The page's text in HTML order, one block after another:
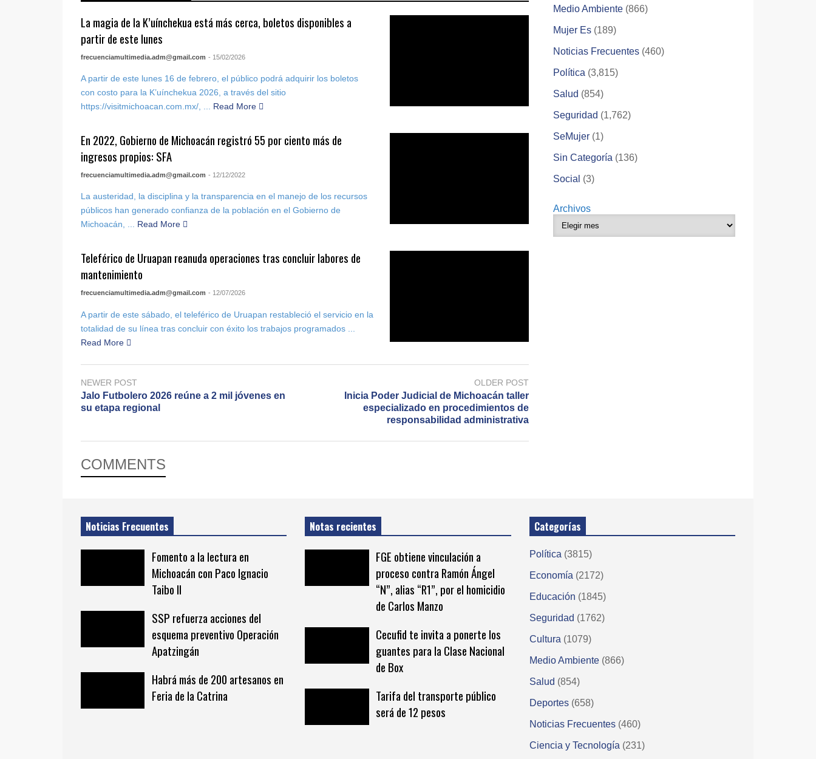
La magia de la K’uínchekua está más cerca, boletos disponibles a
partir de este lunes
frecuenciamultimedia.adm@gmail.com - 15/02/2026
A partir de este lunes 16 de febrero, el público podrá adquirir los boletos
con costo para la K’uínchekua 2026, a través del sitio
https://visitmichoacan.com.mx/, ...
Read More
En 2022, Gobierno de Michoacán registró 55 por ciento más de
ingresos propios: SFA
frecuenciamultimedia.adm@gmail.com - 12/12/2022
La austeridad, la disciplina y la transparencia en el manejo de los recursos
públicos han generado confianza de la población en el Gobierno de
Michoacán, ... Read More
Teleférico de Uruapan reanuda operaciones tras concluir labores de
mantenimiento
frecuenciamultimedia.adm@gmail.com - 12/07/2026
A partir de este sábado, el teleférico de Uruapan restableció el servicio en la
totalidad de su línea tras concluir con éxito los trabajos programados ...
Read More
NEWER POST
Jalo Futbolero 2026 reúne a 2 mil jóvenes en
su etapa regional
OLDER POST
Inicia Poder Judicial de Michoacán taller
especializado en procedimientos de
responsabilidad administrativa
COMMENTS
Medio Ambiente (866)
Mujer Es (189)
Noticias Frecuentes (460)
Política (3,815)
Salud (854)
Seguridad (1,762)
SeMujer (1)
Sin Categoría (136)
Social (3)
Archivos
Noticias Frecuentes
Fomento a la lectura en
Michoacán con Paco Ignacio
Taibo II
SSP refuerza acciones del
esquema preventivo Operación
Apatzingán
Habrá más de 200 artesanos en
Feria de la Catrina
Notas recientes
FGE obtiene vinculación a
proceso contra Ramón Ángel
“N”, alias “R1”, por el homicidio
de Carlos Manzo
Cecufid te invita a ponerte los
guantes para la Clase Nacional
de Box
Tarifa del transporte público
será de 12 pesos
Categorías
Política (3815)
Economía (2172)
Educación (1845)
Seguridad (1762)
Cultura (1079)
Medio Ambiente (866)
Salud (854)
Deportes (658)
Noticias Frecuentes (460)
Ciencia y Tecnología (231)